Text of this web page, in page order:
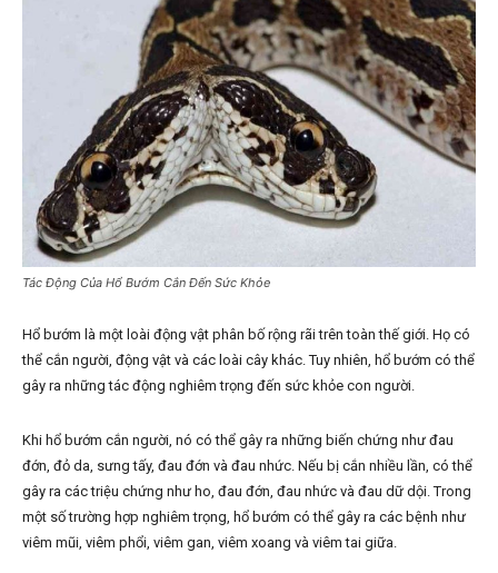
Tác Động Của Hổ Bướm Cắn Đến Sức Khỏe
Hổ bướm là một loài động vật phân bố rộng rãi trên toàn thế giới. Họ có
thể cắn người, động vật và các loài cây khác. Tuy nhiên, hổ bướm có thể
gây ra những tác động nghiêm trọng đến sức khỏe con người.
Khi hổ bướm cắn người, nó có thể gây ra những biến chứng như đau
đớn, đỏ da, sưng tấy, đau đớn và đau nhức. Nếu bị cắn nhiều lần, có thể
gây ra các triệu chứng như ho, đau đớn, đau nhức và đau dữ dội. Trong
một số trường hợp nghiêm trọng, hổ bướm có thể gây ra các bệnh như
viêm mũi, viêm phổi, viêm gan, viêm xoang và viêm tai giữa.